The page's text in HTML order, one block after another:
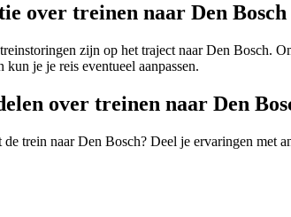
over treinen naar Den Bosch
zijn op het traject naar Den Bosch.
je je reis eventueel aanpassen.
over treinen naar Den
de trein naar Den Bosch? Deel je ervaringen